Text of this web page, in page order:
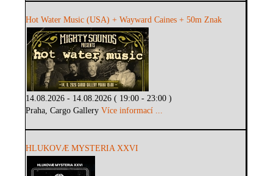
Hot Water Music (USA) + Wayward Caines + 50m Znak
14.08.2026 - 14.08.2026 ( 19:00 - 23:00 )
Praha, Cargo GalleryVíce informací ...
HLUKOVÆ MYSTERIA XXVI